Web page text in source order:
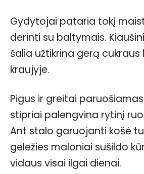
Gydytojai pataria tokį
derinti su baltymais.
šalia užtikrina gerą
kraujyje.
Pigus ir greitai
stipriai palengvina rytinį
Ant stalo garuojanti košė
geležies maloniai sušildo
vidaus visai ilgai dienai.